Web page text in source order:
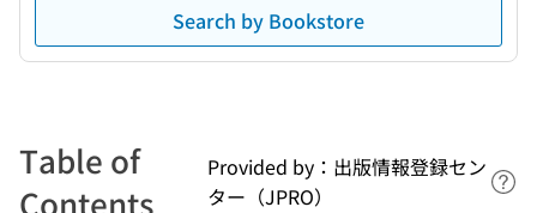
Search by Bookstore
Table of
Contents
Provided by：出版情報登録セン
ター（JPRO）